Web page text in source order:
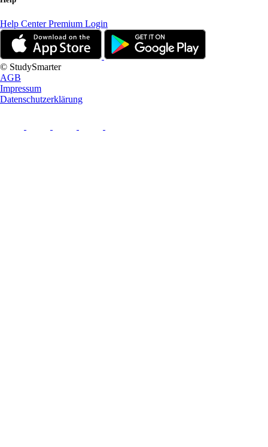
Help CenterPremium Login
© StudySmarter
AGB
Impressum
Datenschutzerklärung